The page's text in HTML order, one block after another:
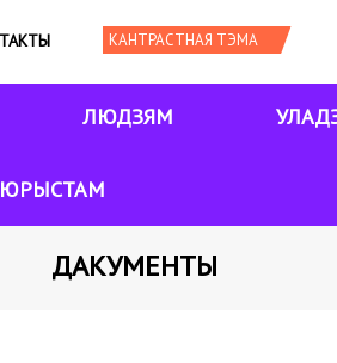
ЛЮДЗЯМ
ЮРЫСТАМ
ДАКУМЕНТЫ